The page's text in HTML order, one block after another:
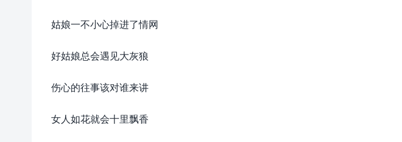
姑娘一不小心掉进了情网
好姑娘总会遇见大灰狼
伤心的往事该对谁来讲
女人如花就会十里飘香